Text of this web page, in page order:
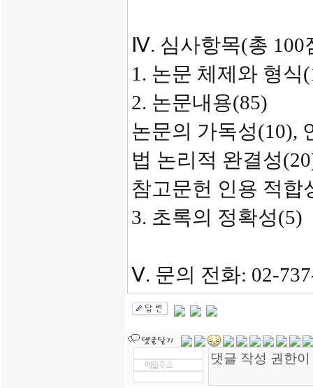
Ⅳ. 심사항목(총 100
1. 논문 체제와 형식
2. 논문내용(85)
논문의 가독성(10),
법 논리적 완결성
참고문헌 인용 적합
3. 초록의 정확성(5)
Ⅴ. 문의 전화: 02-